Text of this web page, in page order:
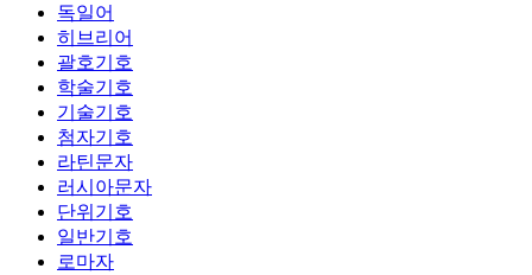
독일어
히브리어
괄호기호
학술기호
기술기호
첨자기호
라틴문자
러시아문자
단위기호
일반기호
로마자